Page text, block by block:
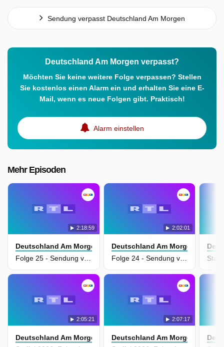
Sendung verpasst Deutschland Am Morgen
Deutschland Am Morgen verpasst?
Möchten Sie keine weitere Folge verpassen? Stellen
Sie kostenlos einen Alarm ein und erhalten Sie eine E-
Mail, wenn es neue Folgen gibt. Praktisch!
Alarm einstellen
Mehr Episoden
2:18:59
Deutschland Am Morgen
Folge 25 - Sendung vom 09.06.2026
2:02:01
Deutschland Am Morgen
Folge 24 - Sendung vom 08.06.2026
2:05:21
Deutschland Am Morgen
2:07:17
Deutschland Am Morgen